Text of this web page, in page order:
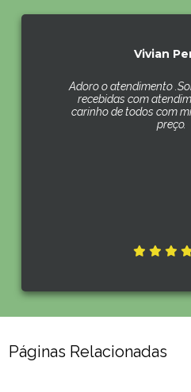
Vivian
Adoro o atendimento
recebidas com
carinho de todos com
preço.
Páginas Relacionadas